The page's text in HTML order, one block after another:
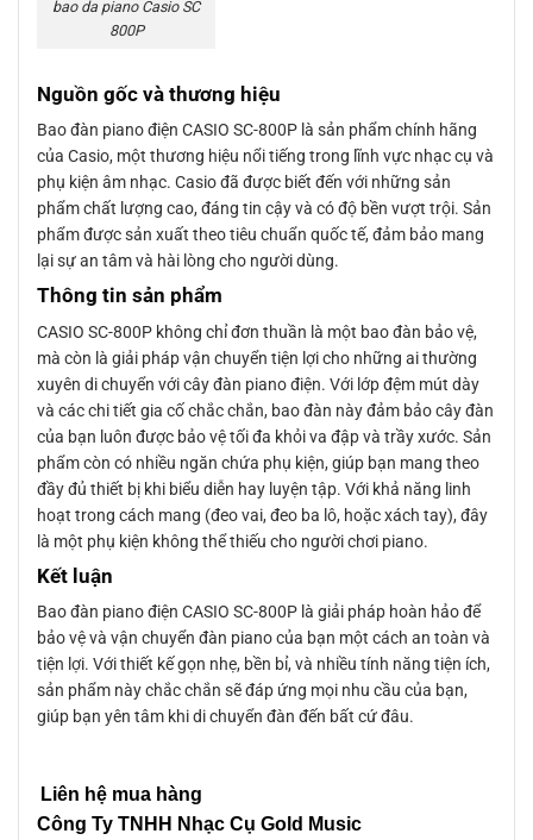
bao da piano Casio SC
800P
Nguồn gốc và thương hiệu
Bao đàn piano điện CASIO SC-800P là sản phẩm chính hãng
của Casio, một thương hiệu nổi tiếng trong lĩnh vực nhạc cụ và
phụ kiện âm nhạc. Casio đã được biết đến với những sản
phẩm chất lượng cao, đáng tin cậy và có độ bền vượt trội. Sản
phẩm được sản xuất theo tiêu chuẩn quốc tế, đảm bảo mang
lại sự an tâm và hài lòng cho người dùng.
Thông tin sản phẩm
CASIO SC-800P không chỉ đơn thuần là một bao đàn bảo vệ,
mà còn là giải pháp vận chuyển tiện lợi cho những ai thường
xuyên di chuyển với cây đàn piano điện. Với lớp đệm mút dày
và các chi tiết gia cố chắc chắn, bao đàn này đảm bảo cây đàn
của bạn luôn được bảo vệ tối đa khỏi va đập và trầy xước. Sản
phẩm còn có nhiều ngăn chứa phụ kiện, giúp bạn mang theo
đầy đủ thiết bị khi biểu diễn hay luyện tập. Với khả năng linh
hoạt trong cách mang (đeo vai, đeo ba lô, hoặc xách tay), đây
là một phụ kiện không thể thiếu cho người chơi piano.
Kết luận
Bao đàn piano điện CASIO SC-800P là giải pháp hoàn hảo để
bảo vệ và vận chuyển đàn piano của bạn một cách an toàn và
tiện lợi. Với thiết kế gọn nhẹ, bền bỉ, và nhiều tính năng tiện ích,
sản phẩm này chắc chắn sẽ đáp ứng mọi nhu cầu của bạn,
giúp bạn yên tâm khi di chuyển đàn đến bất cứ đâu.
Liên hệ mua hàng
Công Ty TNHH Nhạc Cụ Gold Music